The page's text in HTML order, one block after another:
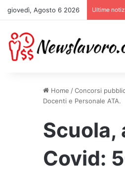
giovedì, Agosto 6 2026 Ultime
Home /Concorsi
Docenti e Personale ATA.
Scuola,
Covid: